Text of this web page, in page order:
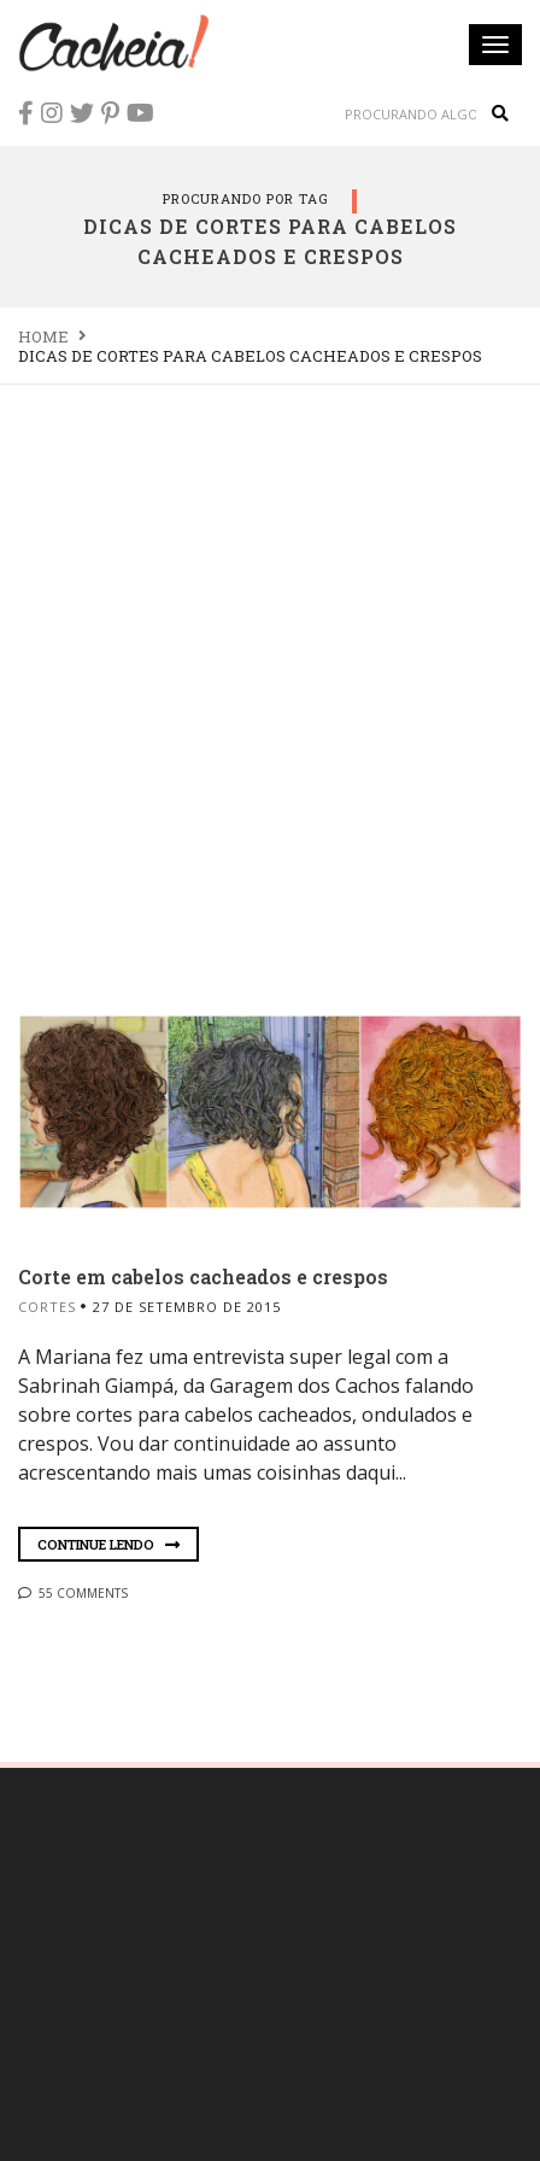
PROCURANDO POR TAG
DICAS DE CORTES PARA CABELOS
CACHEADOS E CRESPOS
HOME
DICAS DE CORTES PARA CABELOS CACHEADOS E CRESPOS
Corte em cabelos cacheados e crespos
CORTES 27 DE SETEMBRO DE 2015
A Mariana fez uma entrevista super legal com a
Sabrinah Giampá, da Garagem dos Cachos falando
sobre cortes para cabelos cacheados, ondulados e
crespos. Vou dar continuidade ao assunto
acrescentando mais umas coisinhas daqui...
CONTINUE LENDO
55 COMMENTS